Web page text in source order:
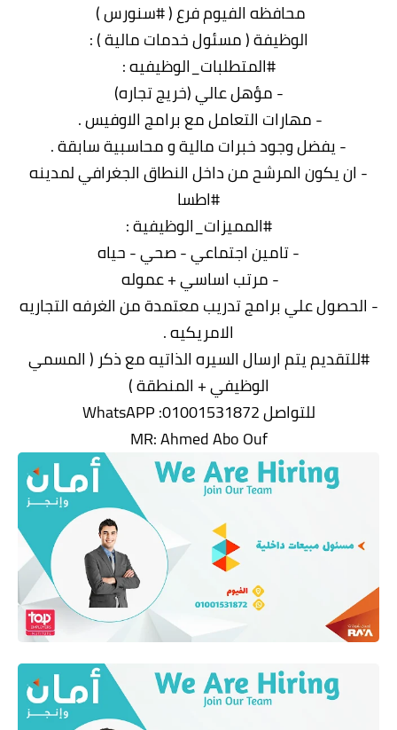
محافظه الفيوم فرع ( #سنورس )
الوظيفة ( مسئول خدمات مالية ) :
#المتطلبات_الوظيفيه :
- مؤهل عالي (خريج تجاره)
- مهارات التعامل مع برامج الاوفيس .
- يفضل وجود خبرات مالية و محاسبية سابقة .
- ان يكون المرشح من داخل النطاق الجغرافي لمدينه
#اطسا
#المميزات_الوظيفية :
- تامين اجتماعي - صحي - حياه
- مرتب اساسي + عموله
- الحصول علي برامج تدريب معتمدة من الغرفه التجاريه
الامريكيه .
#للتقديم يتم ارسال السيره الذاتيه مع ذكر ( المسمي
الوظيفي + المنطقة )
للتواصل WhatsAPP :01001531872
MR: Ahmed Abo Ouf